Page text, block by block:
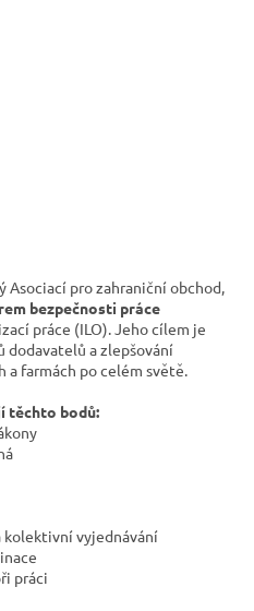
Asociací pro zahraniční obchod,
bezpečnosti práce
práce (ILO). Jeho cílem je
dodavatelů a zlepšování
a farmách po celém světě.
těchto bodů:
kolektivní vyjednávání
práci